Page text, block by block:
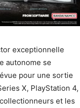
exceptionnelle
autonome se
pour une sortie
X, PlayStation 4,
et les